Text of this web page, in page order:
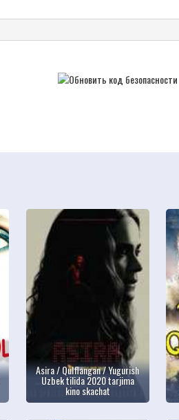
Asira / Qulflangan / Yugurish
Uzbek tilida 2020 tarjima
kino skachat